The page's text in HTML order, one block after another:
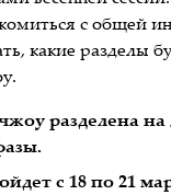
с общей
какие разделы
разделена
с 18 по 21